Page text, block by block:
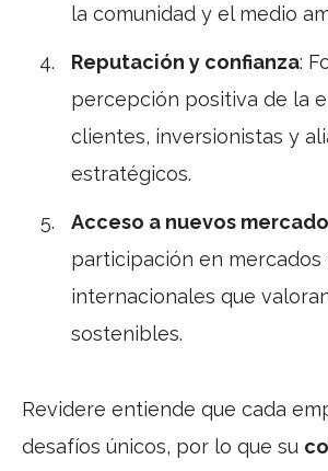
la comunidad y el medio
Reputación y confianza:
percepción positiva de la
clientes, inversionistas y
estratégicos.
Acceso a nuevos
participación en mercados
internacionales que
sostenibles.
Revidere entiende que cada
desafíos únicos, por lo que su